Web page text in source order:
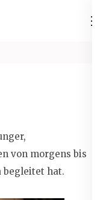
von morgens bis
begleitet hat.